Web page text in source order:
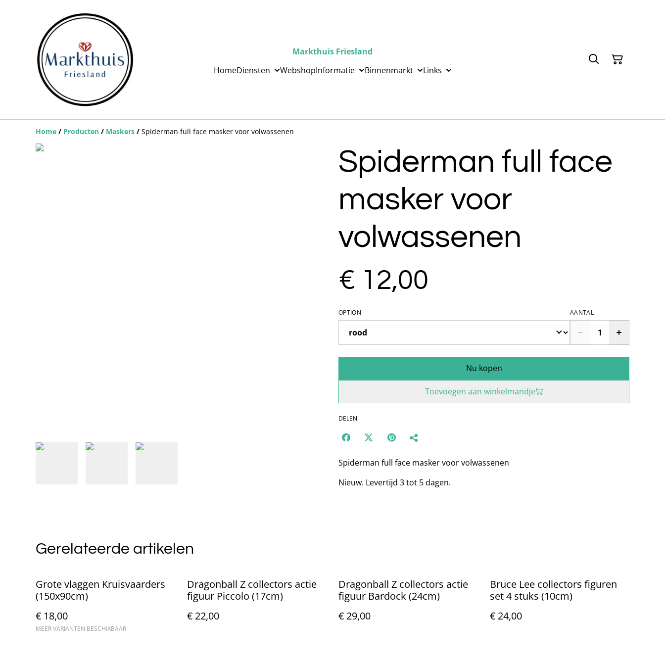
Markthuis Friesland
HomeDiensten WebshopInformatie Binnenmarkt Links
Home / Producten / Maskers / Spiderman full face masker voor volwassenen
Spiderman full face
masker voor
volwassenen
€ 12,00
OPTION AANTAL
Nu kopen
Toevoegen aan winkelmandje
DELEN
Spiderman full face masker voor volwassenen
Nieuw. Levertijd 3 tot 5 dagen.
Gerelateerde artikelen
Grote vlaggen Kruisvaarders
(150x90cm)
€ 18,00
MEER VARIANTEN BESCHIKBAAR
Dragonball Z collectors actie
figuur Piccolo (17cm)
€ 22,00
Dragonball Z collectors actie
figuur Bardock (24cm)
€ 29,00
Bruce Lee collectors figuren
set 4 stuks (10cm)
€ 24,00